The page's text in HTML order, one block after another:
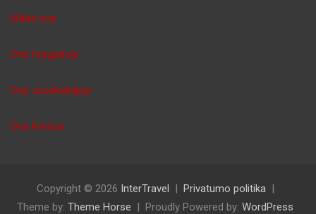
Malta orai
Orai Hurgadoje
Orai Juodkalnijoje
Orai Kretoje
Copyright © 2026 InterTravel
Privatumo politika
Theme by: Theme Horse Proudly Powered by: WordPress